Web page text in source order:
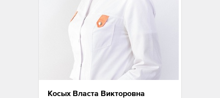
Косых Власта Викторовна